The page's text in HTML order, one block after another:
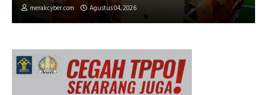
merakcyber.com Agustus 04, 2026